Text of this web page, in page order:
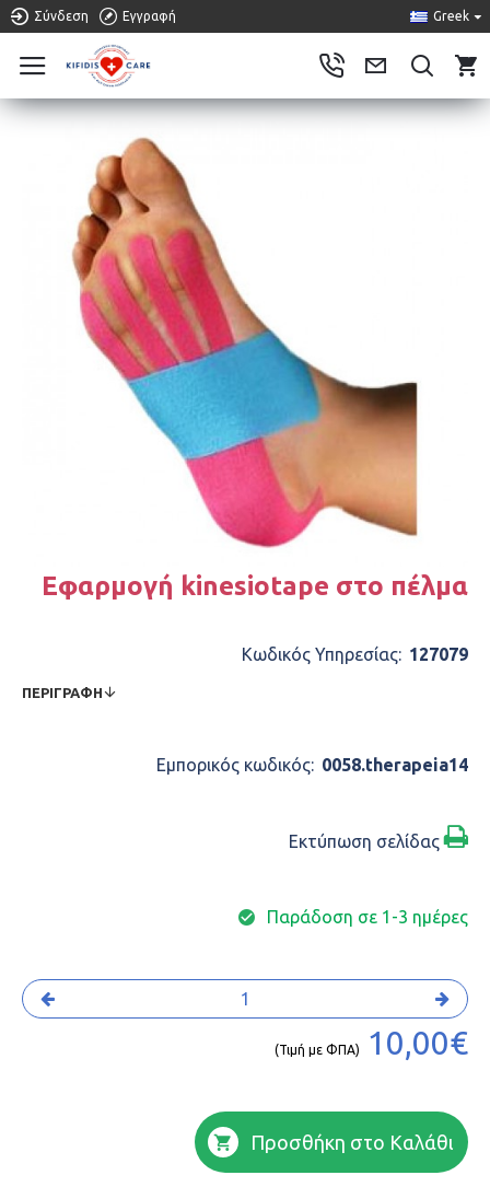
Σύνδεση Εγγραφή Greek
Εφαρμογή kinesiotape στο πέλμα
Κωδικός Υπηρεσίας: 127079
ΠΕΡΙΓΡΑΦΉ
Εμπορικός κωδικός: 0058.therapeia14
Παράδοση σε 1-3 ημέρες
(Τιμή με ΦΠΑ) 10,00€
Προσθήκη στο Καλάθι
Εκτύπωση σελίδας